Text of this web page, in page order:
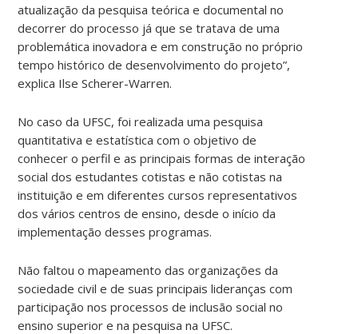
atualização da pesquisa teórica e documental no
decorrer do processo já que se tratava de uma
problemática inovadora e em construção no próprio
tempo histórico de desenvolvimento do projeto”,
explica Ilse Scherer-Warren.
No caso da UFSC, foi realizada uma pesquisa
quantitativa e estatística com o objetivo de
conhecer o perfil e as principais formas de interação
social dos estudantes cotistas e não cotistas na
instituição e em diferentes cursos representativos
dos vários centros de ensino, desde o início da
implementação desses programas.
Não faltou o mapeamento das organizações da
sociedade civil e de suas principais lideranças com
participação nos processos de inclusão social no
ensino superior e na pesquisa na UFSC.